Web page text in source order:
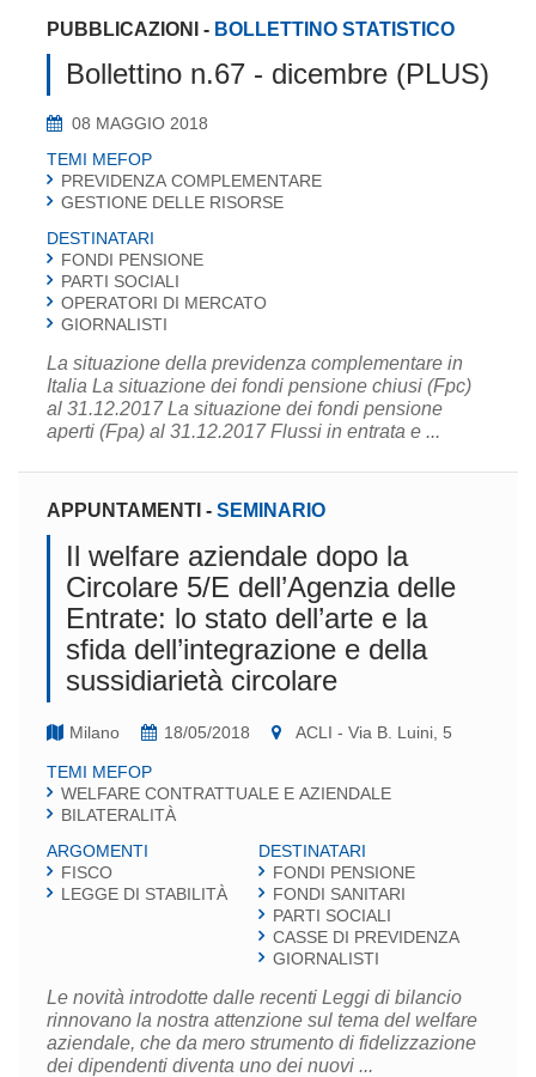
PUBBLICAZIONI - BOLLETTINO STATISTICO
Bollettino n.67 - dicembre (PLUS)
08 MAGGIO 2018
TEMI MEFOP
PREVIDENZA COMPLEMENTARE
GESTIONE DELLE RISORSE
DESTINATARI
FONDI PENSIONE
PARTI SOCIALI
OPERATORI DI MERCATO
GIORNALISTI
La situazione della previdenza complementare in
Italia La situazione dei fondi pensione chiusi (Fpc)
al 31.12.2017 La situazione dei fondi pensione
aperti (Fpa) al 31.12.2017 Flussi in entrata e ...
APPUNTAMENTI - SEMINARIO
Il welfare aziendale dopo la
Circolare 5/E dell’Agenzia delle
Entrate: lo stato dell’arte e la
sfida dell’integrazione e della
sussidiarietà circolare
Milano 18/05/2018 ACLI - Via B. Luini, 5
TEMI MEFOP
WELFARE CONTRATTUALE E AZIENDALE
BILATERALITÀ
ARGOMENTI
FISCO
LEGGE DI STABILITÀ
DESTINATARI
FONDI PENSIONE
FONDI SANITARI
PARTI SOCIALI
CASSE DI PREVIDENZA
GIORNALISTI
Le novità introdotte dalle recenti Leggi di bilancio
rinnovano la nostra attenzione sul tema del welfare
aziendale, che da mero strumento di fidelizzazione
dei dipendenti diventa uno dei nuovi ...